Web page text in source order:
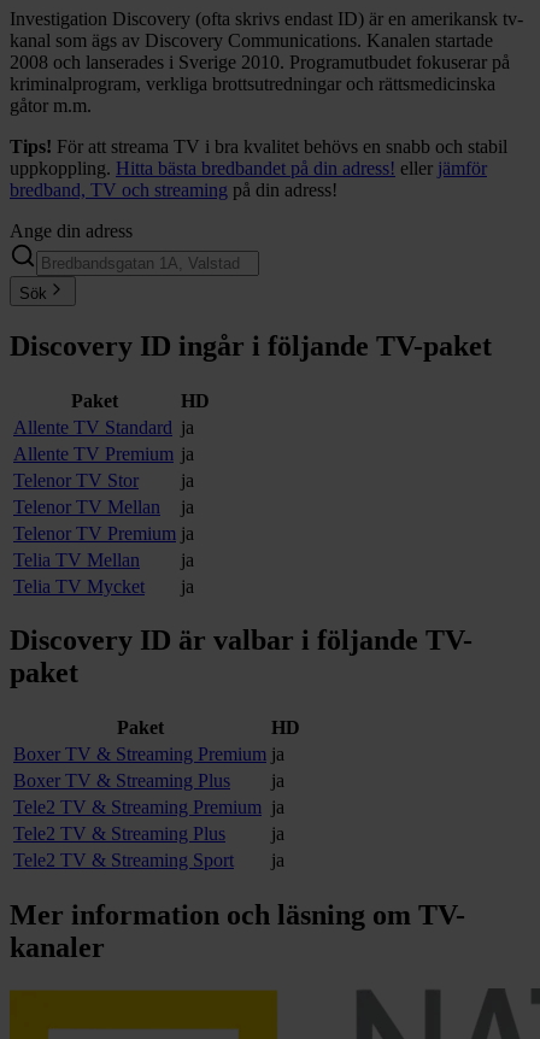
Investigation Discovery (ofta skrivs endast ID) är en amerikansk tv-
kanal som ägs av Discovery Communications. Kanalen startade
2008 och lanserades i Sverige 2010. Programutbudet fokuserar på
kriminalprogram, verkliga brottsutredningar och rättsmedicinska
gåtor m.m.
Tips! För att streama TV i bra kvalitet behövs en snabb och stabil
uppkoppling. Hitta bästa bredbandet på din adress! eller jämför
bredband, TV och streaming på din adress!
Ange din adress
Sök
Discovery ID ingår i följande TV-paket
Paket
HD
Allente TV Standard ja
Allente TV Premium ja
Telenor TV Stor
ja
Telenor TV Mellan
ja
Telenor TV Premium ja
Telia TV Mellan
ja
Telia TV Mycket
ja
Discovery ID är valbar i följande TV-
paket
Paket
HD
Boxer TV & Streaming Premium ja
Boxer TV & Streaming Plus
ja
Tele2 TV & Streaming Premium ja
Tele2 TV & Streaming Plus
ja
Tele2 TV & Streaming Sport
ja
Mer information och läsning om TV-
kanaler